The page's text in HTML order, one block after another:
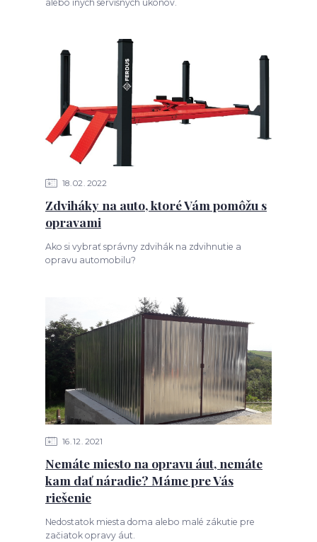
alebo iných servisných úkonov.
18 02 2022
Zdviháky na auto, ktoré Vám pomôžu s
opravami
Ako si vybrať správny zdvihák na zdvihnutie a
opravu automobilu?
16 12 2021
Nemáte miesto na opravu áut, nemáte
kam dať náradie? Máme pre Vás
riešenie
Nedostatok miesta doma alebo malé zákutie pre
začiatok opravy áut.